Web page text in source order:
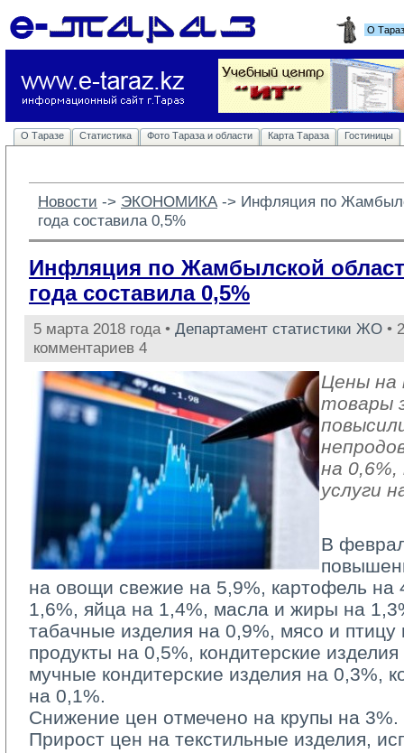
О
О Таразе Статистика Фото Тараза и области Карта Тараза Гостиницы
Новости -> ЭКОНОМИКА -> Инфляция по
года составила 0,5%
Инфляция по Жамбылской
года составила 0,5%
5 марта 2018 года • Департамент статистики ЖО •
комментариев 4
Цены на
товары
на
услуги
В
на овощи свежие на 5,9%, картофель на
1,6%, яйца на 1,4%, масла и жиры на
табачные изделия на 0,9%, мясо и
продукты на 0,5%, кондитерские
мучные кондитерские изделия на 0,3%,
на 0,1%.
Снижение цен отмечено на крупы на 3%.
Прирост цен на текстильные изделия,